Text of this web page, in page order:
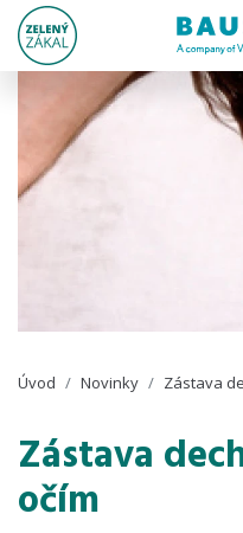
Úvod Novinky Zástava
Zástava
očím